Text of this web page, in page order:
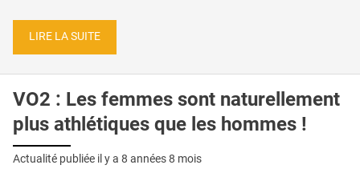
LIRE LA SUITE
VO2 : Les femmes sont naturellement
plus athlétiques que les hommes !
Actualité publiée il y a 8 années 8 mois